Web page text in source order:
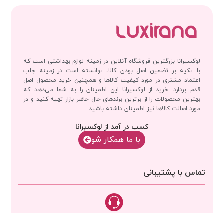
لوکسیرانا بزرگترین فروشگاه آنلاین در زمینه لوازم بهداشتی است که
با تکیه بر تضمین اصل بودن کالا، توانسته است در زمینه جلب
اعتماد مشتری در مورد کیفیت کالاها و همچنین خرید محصول اصل
قدم بردارد. خرید از لوکسیرانا این اطمینان را به شما می‌دهد که
بهترین محصولات را از برترین برندهای حال حاضر بازار تهیه کنید و در
مورد اصالت کالاها نیز اطمینان داشته باشید.
کسب در آمد از لوکسیرانا
با‌‌ ما همکار شو
تماس با پشتیبانی